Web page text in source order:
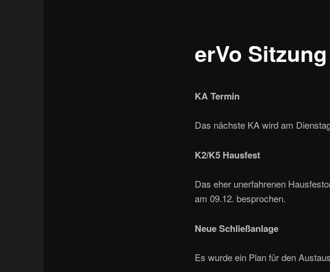
erVo
KA Termin
Das nächste KA wird am
K2/K5 Hausfest
Das eher unerfahrenen
am 09.12. besprochen.
Neue Schließanlage
Es wurde ein Plan für den